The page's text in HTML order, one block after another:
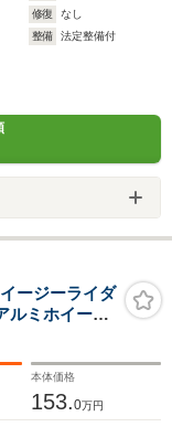
修復
なし
整備
法定整備付
ージーライダ
ルミホイール
ラー ナルデ
メッキエン
本体価格
153.0万円